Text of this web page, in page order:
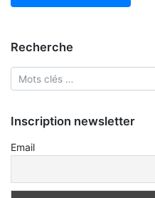
Recherche
Inscription newsletter
Email